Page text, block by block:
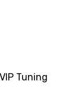
Tuning